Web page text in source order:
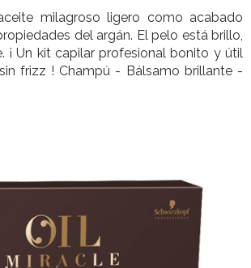
milagroso ligero como acabado
del argán. El pelo está brillo,
¡ Un kit capilar profesional bonito y útil
frizz ! Champú - Bálsamo brillante -